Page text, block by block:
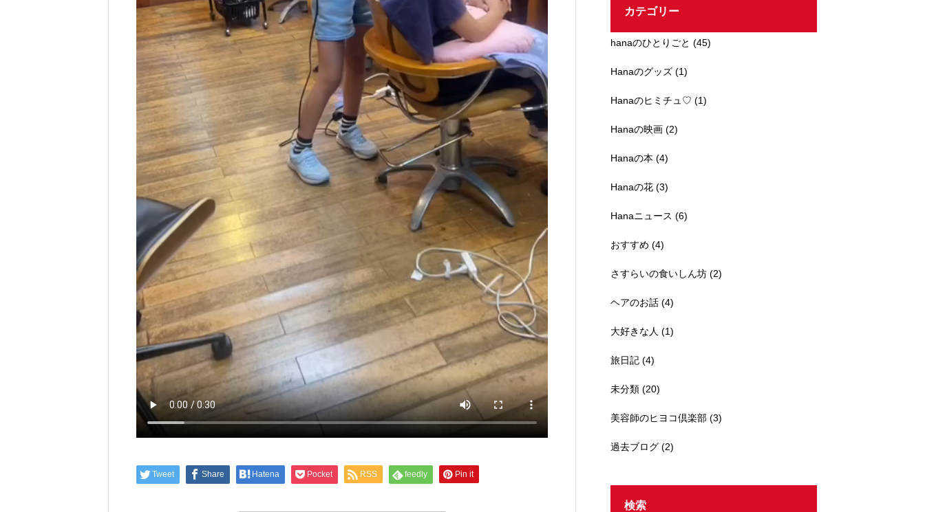
Tweet Share Hatena Pocket RSS feedly Pin it
カテゴリー
hanaのひとりごと (45)
Hanaのグッズ (1)
Hanaのヒミチュ♡ (1)
Hanaの映画 (2)
Hanaの本 (4)
Hanaの花 (3)
Hanaニュース (6)
おすすめ (4)
さすらいの食いしん坊 (2)
ヘアのお話 (4)
大好きな人 (1)
旅日記 (4)
未分類 (20)
美容師のヒヨコ倶楽部 (3)
過去ブログ (2)
検索